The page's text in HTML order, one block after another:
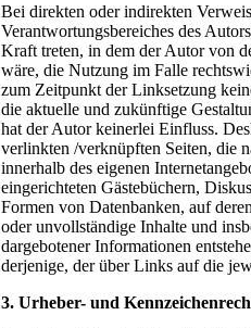
Bei direkten oder indirekten
Verantwortungsbereiches des
Kraft treten, in dem der Autor von
wäre, die Nutzung im Falle
zum Zeitpunkt der Linksetzung
die aktuelle und zukünftige
hat der Autor keinerlei Einfluss.
verlinkten /verknüpften Seiten, die
innerhalb des eigenen
eingerichteten Gästebüchern,
Formen von Datenbanken, auf
oder unvollständige Inhalte und
dargebotener Informationen
derjenige, der über Links auf die
3. Urheber- und